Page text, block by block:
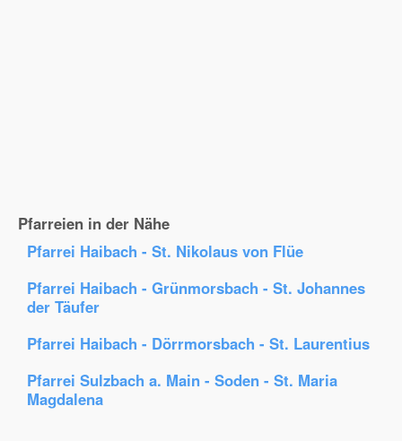
Pfarreien in der Nähe
Pfarrei Haibach - St. Nikolaus von Flüe
Pfarrei Haibach - Grünmorsbach - St. Johannes
der Täufer
Pfarrei Haibach - Dörrmorsbach - St. Laurentius
Pfarrei Sulzbach a. Main - Soden - St. Maria
Magdalena